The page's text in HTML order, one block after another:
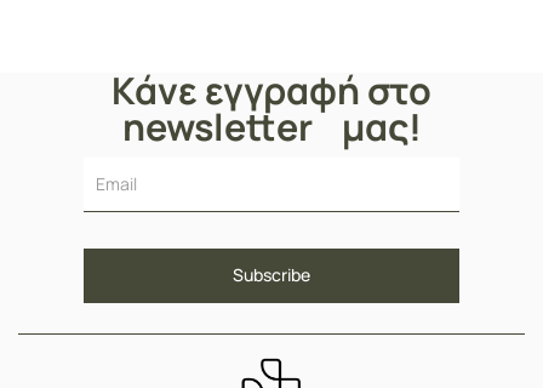
Κάνε εγγραφή στο
newsletter μας!